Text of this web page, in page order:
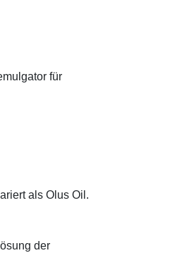
für
als Olus Oil.
der